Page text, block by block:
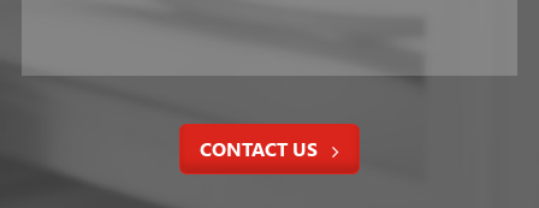
الکل کاهش دادن، دما و اطلاعاتي براي نگه داشتن
CONTACT US